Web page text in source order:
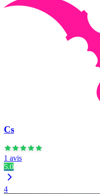
Cs
1 avis
5.0
4